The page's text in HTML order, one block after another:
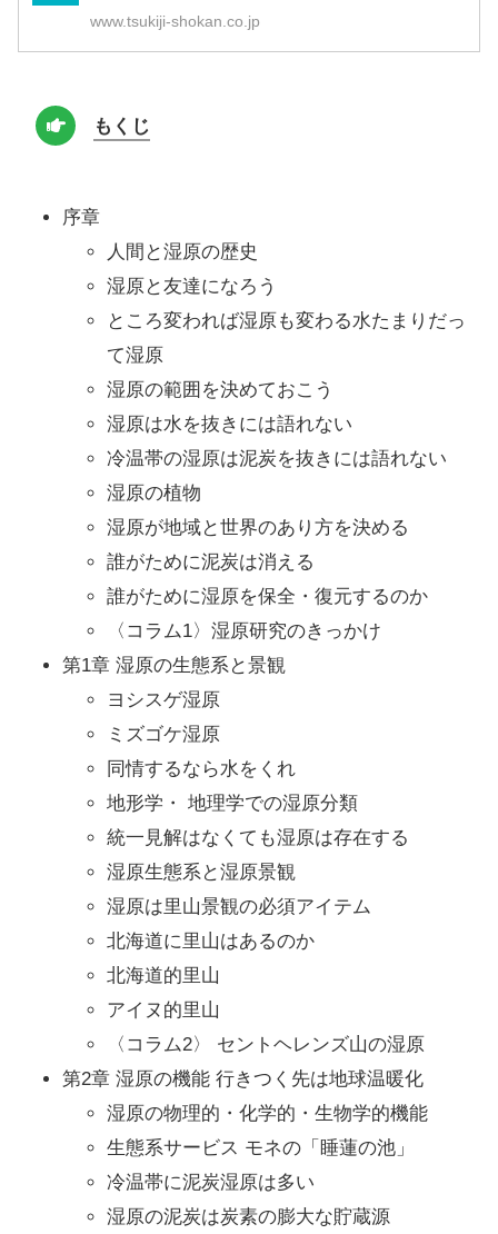
www.tsukiji-shokan.co.jp
もくじ
序章
人間と湿原の歴史
湿原と友達になろう
ところ変われば湿原も変わる水たまりだっ
て湿原
湿原の範囲を決めておこう
湿原は水を抜きには語れない
冷温帯の湿原は泥炭を抜きには語れない
湿原の植物
湿原が地域と世界のあり方を決める
誰がために泥炭は消える
誰がために湿原を保全・復元するのか
〈コラム1〉湿原研究のきっかけ
第1章 湿原の生態系と景観
ヨシスゲ湿原
ミズゴケ湿原
同情するなら水をくれ
地形学・ 地理学での湿原分類
統一見解はなくても湿原は存在する
湿原生態系と湿原景観
湿原は里山景観の必須アイテム
北海道に里山はあるのか
北海道的里山
アイヌ的里山
〈コラム2〉 セントヘレンズ山の湿原
第2章 湿原の機能 行きつく先は地球温暖化
湿原の物理的・化学的・生物学的機能
生態系サービス モネの「睡蓮の池」
冷温帯に泥炭湿原は多い
湿原の泥炭は炭素の膨大な貯蔵源